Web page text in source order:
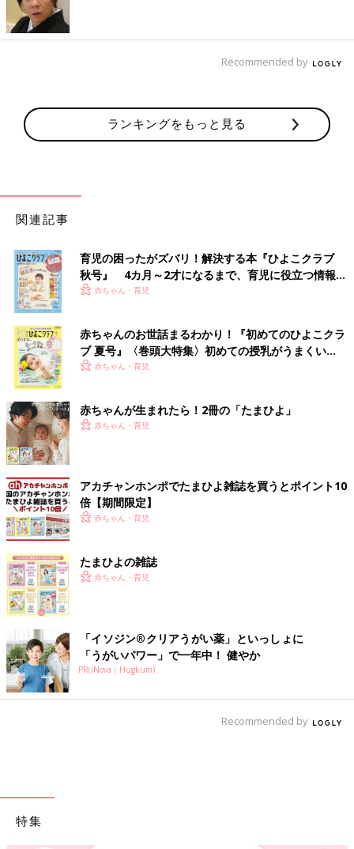
Recommended by
ランキングをもっと見る
関連記事
育児の困ったがズバリ！解決する本『ひよこクラブ
秋号』 4カ月～2才になるまで、育児に役立つ情報が
いっぱい！
赤ちゃん・育児
赤ちゃんのお世話まるわかり！『初めてのひよこクラ
ブ 夏号』〈巻頭大特集〉初めての授乳がうまくい
く！ おっぱい・ミルクの基本と夏のトラブル 解決テ
赤ちゃん・育児
赤ちゃんが生まれたら！2冊の「たまひよ」
赤ちゃん・育児
アカチャンホンポでたまひよ雑誌を買うとポイント10
倍【期間限定】
赤ちゃん・育児
たまひよの雑誌
赤ちゃん・育児
「イソジン®クリアうがい薬」といっしょに
「うがいパワー」で一年中！ 健やか
PR(iNova｜Hugkum)
Recommended by
特集